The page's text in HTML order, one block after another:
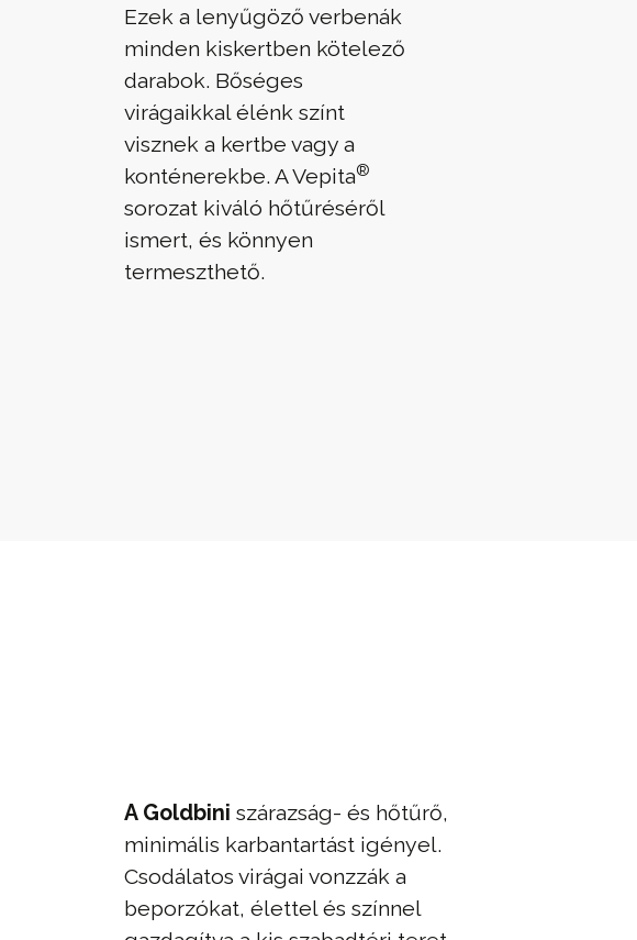
Ezek a lenyűgöző verbenák
minden kiskertben kötelező
darabok. Bőséges
virágaikkal élénk színt
visznek a kertbe vagy a
konténerekbe. A Vepita®
sorozat kiváló hőtűréséről
ismert, és könnyen
termeszthető.
A Goldbini szárazság- és hőtűrő,
minimális karbantartást igényel.
Csodálatos virágai vonzzák a
beporzókat, élettel és színnel